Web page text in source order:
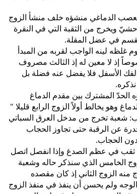
الدماغي منشؤه خلف منشأ الزوج
ويخرج من الثقبة التي في النقرة
في عضل المقلة‏.‏
غلظه لينه الواجب لقربه من المبدأ
إذ لا معين له إذ الثالث مصروف
الأسفل فلا يفضل عنه فضلة بل
الحدّ المشترك بين مقدم الدماغ
وهو يخالط أولاً الزوج الرابع قليلا ‏"‏
شعبة تخرج من مدخل العرق السباتي
عن الرقبة حتى تجاوز الحجاب
الحجاب‏.‏
ثقب في عظم الصدغ وإذا انفصل اتصل
الخامس الذي سنذكر حاله وشعبة
الزوج الثاني إذ كان مقصده
ولم يحسن أن ينفذ في منفذ الزوج